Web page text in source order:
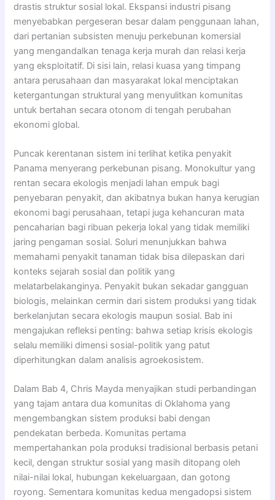
drastis struktur sosial lokal. Ekspansi industri pisang
menyebabkan pergeseran besar dalam penggunaan lahan,
dari pertanian subsisten menuju perkebunan komersial
yang mengandalkan tenaga kerja murah dan relasi kerja
yang eksploitatif. Di sisi lain, relasi kuasa yang timpang
antara perusahaan dan masyarakat lokal menciptakan
ketergantungan struktural yang menyulitkan komunitas
untuk bertahan secara otonom di tengah perubahan
ekonomi global.
Puncak kerentanan sistem ini terlihat ketika penyakit
Panama menyerang perkebunan pisang. Monokultur yang
rentan secara ekologis menjadi lahan empuk bagi
penyebaran penyakit, dan akibatnya bukan hanya kerugian
ekonomi bagi perusahaan, tetapi juga kehancuran mata
pencaharian bagi ribuan pekerja lokal yang tidak memiliki
jaring pengaman sosial. Soluri menunjukkan bahwa
memahami penyakit tanaman tidak bisa dilepaskan dari
konteks sejarah sosial dan politik yang
melatarbelakanginya. Penyakit bukan sekadar gangguan
biologis, melainkan cermin dari sistem produksi yang tidak
berkelanjutan secara ekologis maupun sosial. Bab ini
mengajukan refleksi penting: bahwa setiap krisis ekologis
selalu memiliki dimensi sosial-politik yang patut
diperhitungkan dalam analisis agroekosistem.
Dalam Bab 4, Chris Mayda menyajikan studi perbandingan
yang tajam antara dua komunitas di Oklahoma yang
mengembangkan sistem produksi babi dengan
pendekatan berbeda. Komunitas pertama
mempertahankan pola produksi tradisional berbasis petani
kecil, dengan struktur sosial yang masih ditopang oleh
nilai-nilai lokal, hubungan kekeluargaan, dan gotong
royong. Sementara komunitas kedua mengadopsi sistem